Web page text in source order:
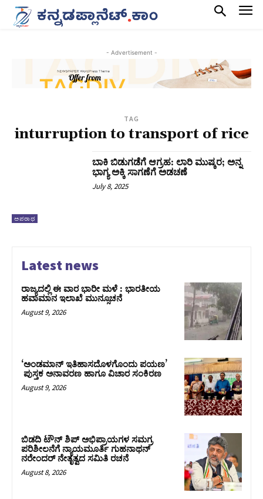
- Advertisement -
TAG
inturruption to transport of rice
ಅಪರಾಧ
ಬಾಕಿ ಬಿಡುಗಡೆಗೆ ಆಗ್ರಹ: ಲಾರಿ ಮುಷ್ಕರ; ಅನ್ನ
ಭಾಗ್ಯ ಅಕ್ಕಿ ಸಾಗಣೆಗೆ ಅಡಚಣೆ
July 8, 2025
Latest news
ರಾಜ್ಯದಲ್ಲಿ ಈ ವಾರ ಭಾರೀ ಮಳೆ : ಭಾರತೀಯ
ಹವಾಮಾನ ಇಲಾಖೆ ಮುನ್ಸೂಚನೆ
August 9, 2026
‘ಅಂಡಮಾನ್ ಇತಿಹಾಸದೊಳಗೊಂದು ಪಯಣ’
ಪುಸ್ತಕ ಅನಾವರಣ ಹಾಗೂ ವಿಚಾರ ಸಂಕಿರಣ
August 9, 2026
ಬಿಡದಿ ಟೌನ್ ಶಿಪ್ ಅಭಿಪ್ರಾಯಗಳ ಸಮಗ್ರ
ಪರಿಶೀಲನೆಗೆ ನ್ಯಾಯಮೂರ್ತಿ ಗುಹನಾಥನ್
ನರೇಂದರ್ ನೇತೃತ್ವದ ಸಮಿತಿ ರಚನೆ
August 8, 2026